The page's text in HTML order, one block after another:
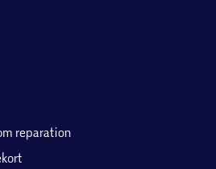
Der skal være et sikkerhedsareal
sider.
reparation